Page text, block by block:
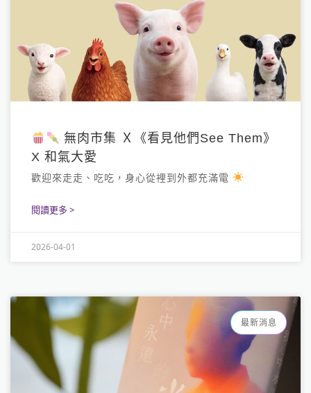
無肉市集 Ｘ《看見他們See Them》
X 和氣大愛
歡迎來走走、吃吃，身心從裡到外都充滿電
閱讀更多 >
2026-04-01
最新消息